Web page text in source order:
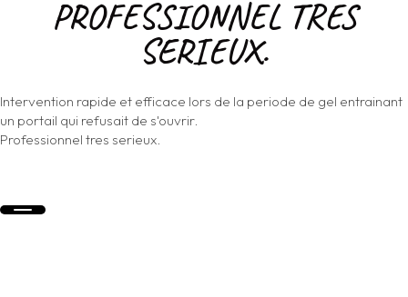
PROFESSIONNEL TRES
SERIEUX.
Intervention rapide et efficace lors de la periode de gel entrainant
un portail qui refusait de s'ouvrir.
Professionnel tres serieux.